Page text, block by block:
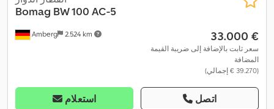
Amberg 2.524 km
Bomag BW 100 AC-5
‏33.000 €
سعر ثابت بالإضافة إلى ضريبة القيمة
المضافة
(‏39.270 € إجمالي)
استعلام اتصل